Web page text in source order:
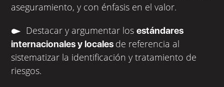
aseguramiento, y con énfasis en el valor.
Destacar y argumentar losestándares
internacionales y locales de referencia al
sistematizar la identificación y tratamiento de
riesgos.